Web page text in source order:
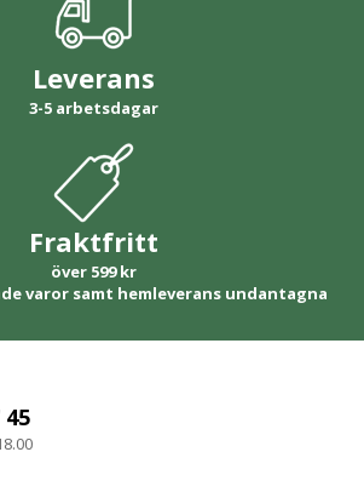
Leverans
3-5 arbetsdagar
Fraktfritt
över 599 kr
varor samt hemleverans undantagna
45